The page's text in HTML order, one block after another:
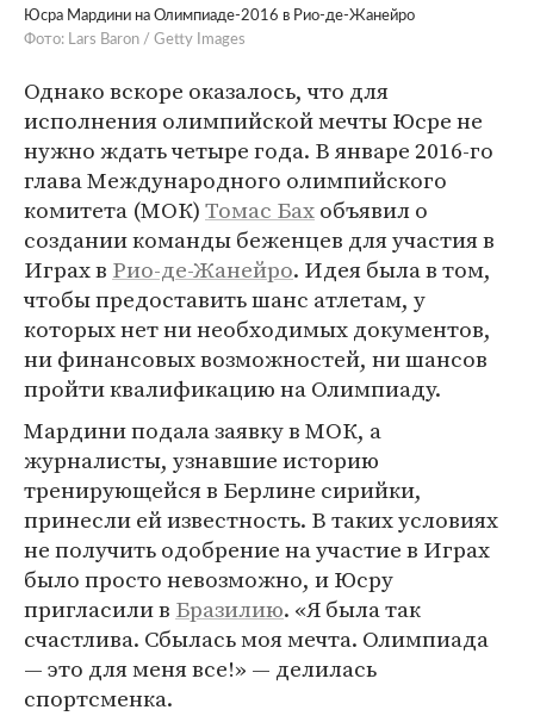
Юсра Мардини на Олимпиаде-2016 в Рио-де-Жанейро
Фото: Lars Baron / Getty Images
Однако вскоре оказалось, что для
исполнения олимпийской мечты Юсре не
нужно ждать четыре года. В январе 2016-го
глава Международного олимпийского
комитета (МОК)Томас Бахобъявил о
создании команды беженцев для участия в
Играх в Рио-де-Жанейро. Идея была в том,
чтобы предоставить шанс атлетам, у
которых нет ни необходимых документов,
ни финансовых возможностей, ни шансов
пройти квалификацию на Олимпиаду.
Мардини подала заявку в МОК, а
журналисты, узнавшие историю
тренирующейся в Берлине сирийки,
принесли ей известность. В таких условиях
не получить одобрение на участие в Играх
было просто невозможно, и Юсру
пригласили в Бразилию. «Я была так
счастлива. Сбылась моя мечта. Олимпиада
— это для меня все!» — делилась
спортсменка.